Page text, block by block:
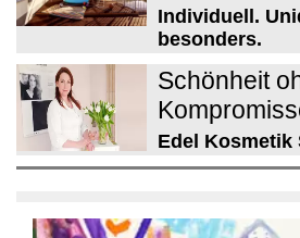
Individuell.
besonders.
Schönheit
Edel Kosmetik